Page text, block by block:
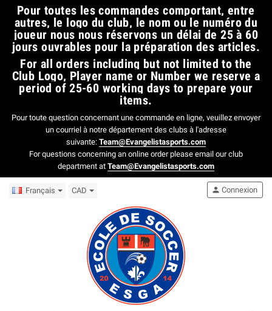
​Pour toutes les commandes comportant, entre
autres, le logo du club, le nom ou le numéro du
joueur nous nous réservons un délai de 25 à 60
jours ouvrables pour la préparation des articles.​
For all orders including but not limited to the
Club Logo, Player name or Number we reserve a
period of 25-60 working days to prepare your
items.
Pour toute question concernant une commande en ligne, veuillez envoyer
un courriel à notre département des clubs à l'adresse
suivante: Team@Evangelistasports.com
For questions concerning an online order please email our club
department at Team@Evangelistasports.com
Français CAD person Connexion